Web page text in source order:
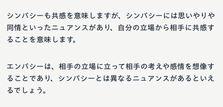
シンパシーも共感を意味しますが、シンパシーには思いやりや
同情といったニュアンスがあり、自分の立場から相手に共感す
ることを意味します。
エンパシーは、相手の立場に立って相手の考えや感情を想像す
ることであり、シンパシーとは異なるニュアンスがあるといえ
るでしょう。